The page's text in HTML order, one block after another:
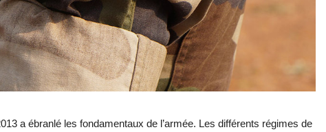
a ébranlé les fondamentaux de l’armée. Les différents régimes de